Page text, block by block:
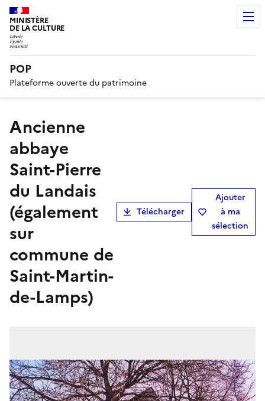
MINISTÈRE
DE LA CULTURE
POP
Plateforme ouverte du patrimoine
Ancienne
abbaye
Saint-Pierre
du Landais
(également
sur
commune de
Saint-Martin-
de-Lamps)
Télécharger
Ajouter
à ma
sélection